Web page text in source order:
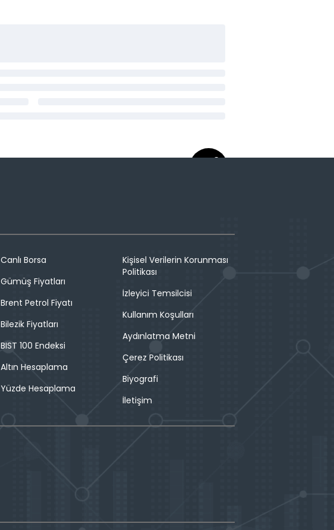
Canlı Borsa
Gümüş Fiyatları
Brent Petrol Fiyatı
Bilezik Fiyatları
BIST 100 Endeksi
Altın Hesaplama
Yüzde Hesaplama
Kişisel Verilerin Korunması
Politikası
İzleyici Temsilcisi
Kullanım Koşulları
Aydınlatma Metni
Çerez Politikası
Biyografi
İletişim